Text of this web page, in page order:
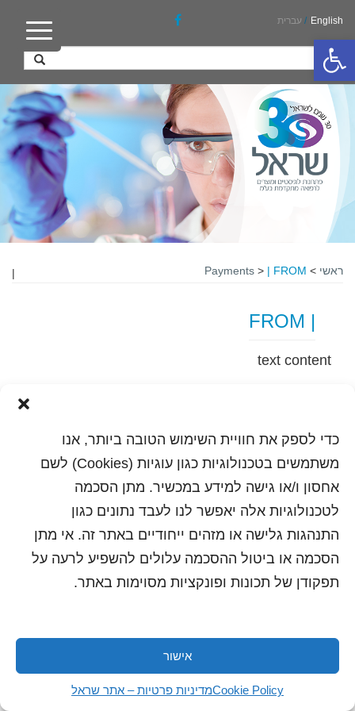
פתח סרגל נגישות
כדי לספק את חוויית השימוש הטובה ביותר, אנו
משתמשים בטכנולוגיות כגון עוגיות (Cookies) לשם
אחסון ו/או גישה למידע במכשיר. מתן הסכמה
לטכנולוגיות אלה יאפשר לנו לעבד נתונים כגון
התנהגות גלישה או מזהים ייחודיים באתר זה. אי מתן
הסכמה או ביטול ההסכמה עלולים להשפיע לרעה על
תפקודן של תכונות ופונקציות מסוימות באתר.
אישור
Cookie Policyמדיניות פרטיות – אתר שראל
English
/ עברית
ראשי >
Payments > | FROM
|
| FROM
text content
שלח לחבר
כל הזכויות שמורות לשראל 2018 | עיצוב ותכנות: סטודיו
"היוצרים"